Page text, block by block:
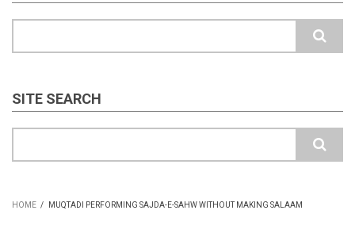
SITE SEARCH
HOME / MUQTADI PERFORMING SAJDA-E-SAHW WITHOUT MAKING SALAAM